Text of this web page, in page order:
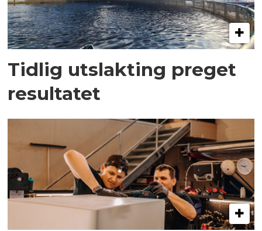
Tidlig utslakting preget
resultatet